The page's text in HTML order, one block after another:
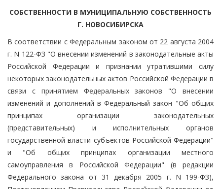
СОБСТВЕННОСТИ В МУНИЦИПАЛЬНУЮ СОБСТВЕННОСТЬ
Г. НОВОСИБИРСКА
В соответствии с Федеральным законом от 22 августа 2004
г. N 122-ФЗ "О внесении изменений в законодательные акты
Российской Федерации и признании утратившими силу
некоторых законодательных актов Российской Федерации в
связи с принятием Федеральных законов "О внесении
изменений и дополнений в Федеральный закон "Об общих
принципах организации законодательных
(представительных) и исполнительных органов
государственной власти субъектов Российской Федерации"
и "Об общих принципах организации местного
самоуправления в Российской Федерации" (в редакции
Федерального закона от 31 декабря 2005 г. N 199-ФЗ),